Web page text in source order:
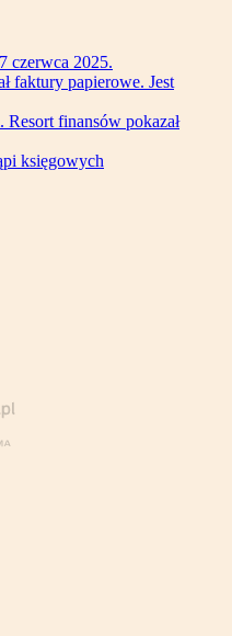
2025.
faktury papierowe. Jest
finansów pokazał
księgowych